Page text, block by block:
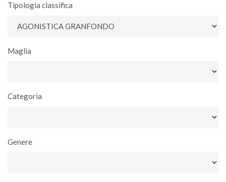
Tipologia classifica
Maglia
Categoria
Genere